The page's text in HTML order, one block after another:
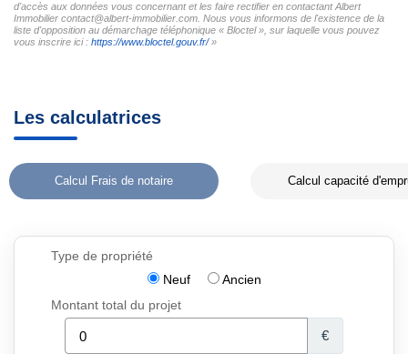
d'accès aux données vous concernant et les faire rectifier en contactant Albert
Immobilier contact@albert-immobilier.com. Nous vous informons de l'existence de la
liste d'opposition au démarchage téléphonique « Bloctel », sur laquelle vous pouvez
vous inscrire ici : https://www.bloctel.gouv.fr/»
Les calculatrices
Calcul Frais de notaire Calcul capacité